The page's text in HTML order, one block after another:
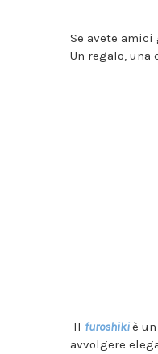
Se avete
Un regalo,
Il furoshikiè
avvolgere